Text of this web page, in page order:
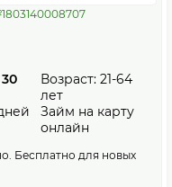
30
Возраст: 21-64
лет
Займ на карту
онлайн
Бесплатно для новых